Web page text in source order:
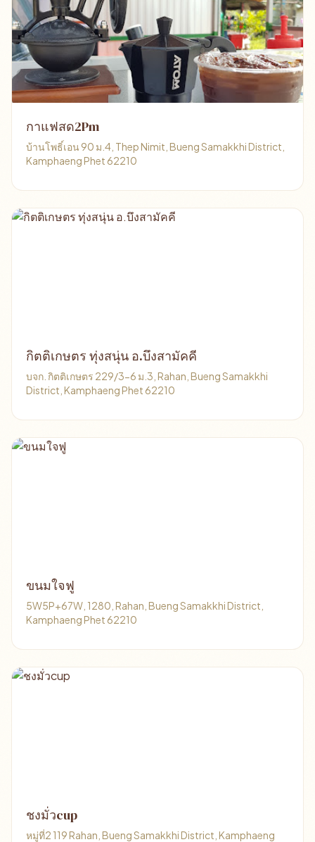
กาแฟสด2Pm
บ้านโพธิ์เอน 90 ม.4, Thep Nimit, Bueng Samakkhi District,
Kamphaeng Phet 62210
กิตติเกษตร ทุ่งสนุ่น อ.บึงสามัคคี
บจก. กิตติเกษตร 229/3-6 ม.3, Rahan, Bueng Samakkhi
District, Kamphaeng Phet 62210
ขนมใจฟู
5W5P+67W, 1280, Rahan, Bueng Samakkhi District,
Kamphaeng Phet 62210
ชงมั่วcup
หมู่ที่2 119 Rahan, Bueng Samakkhi District, Kamphaeng